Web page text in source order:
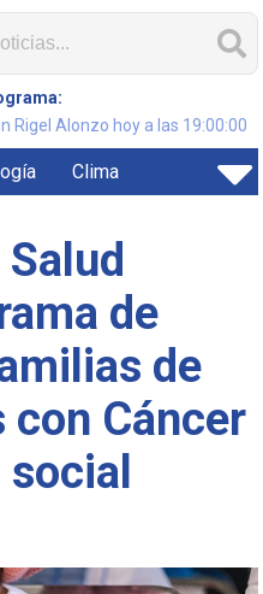
Rigel Alonzo hoy a las 19:00:00
Clima
de
de
con Cáncer